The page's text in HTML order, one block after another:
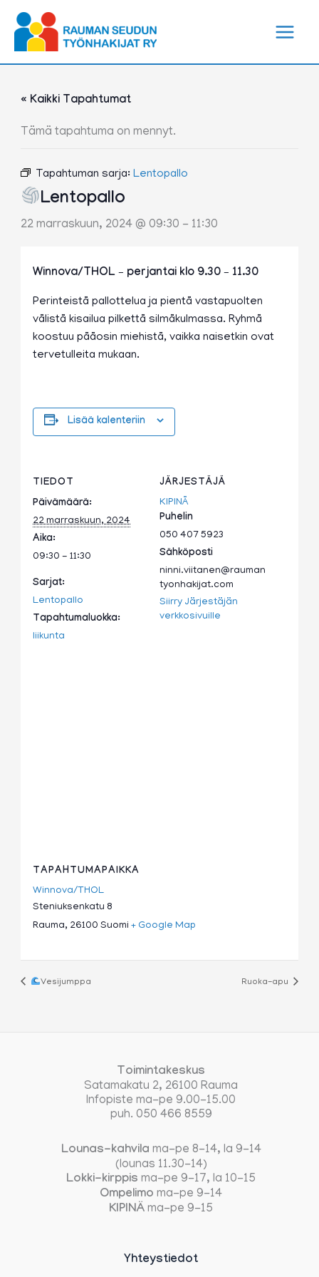
sisältöön
« Kaikki Tapahtumat
Tämä tapahtuma on mennyt.
Tapahtuman sarja:Lentopallo
Lentopallo
22 marraskuun, 2024 @ 09:30 - 11:30
Winnova/THOL – perjantai klo 9.30 – 11.30
Perinteistä pallottelua ja pientä vastapuolten
välistä kisailua pilkettä silmäkulmassa. Ryhmä
koostuu pääosin miehistä, vaikka naisetkin ovat
tervetulleita mukaan.
Lisää kalenteriin
TIEDOT
Päivämäärä:
22 marraskuun, 2024
Aika:
09:30 - 11:30
Sarjat:
Lentopallo
Tapahtumaluokka:
liikunta
JÄRJESTÄJÄ
KIPINÄ
Puhelin
050 407 5923
Sähköposti
ninni.viitanen@rauman
tyonhakijat.com
Siirry Järjestäjän
verkkosivuille
TAPAHTUMAPAIKKA
Winnova/THOL
Steniuksenkatu 8
Rauma, 26100 Suomi + Google Map
Vesijumppa Ruoka-apu
Toimintakeskus
Satamakatu 2, 26100 Rauma
Infopiste ma-pe 9.00-15.00
puh. 050 466 8559
Lounas-kahvila ma-pe 8-14, la 9-14
(lounas 11.30-14)
Lokki-kirppis ma-pe 9-17, la 10-15
Ompelimo ma-pe 9-14
KIPINÄ ma-pe 9-15
Yhteystiedot